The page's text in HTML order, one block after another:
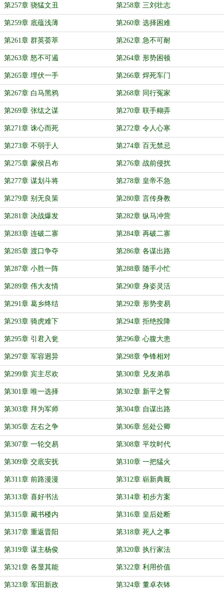
第257章 骁猛文丑 第258章 三刘壮志
第259章 底蕴浅薄 第260章 选择困难
第261章 群英荟萃 第262章 急不可耐
第263章 怒不可遏 第264章 形势困顿
第265章 埋伏一手 第266章 焊死车门
第267章 白马黑鸦 第268章 同行冤家
第269章 张纮之谋 第270章 联手糊弄
第271章 诛心而死 第272章 令人心寒
第273章 不弱于人 第274章 百无禁忌
第275章 蒙侯吕布 第276章 战前侵扰
第277章 谋划斗将 第278章 皇帝不急
第279章 别无良策 第280章 言传身教
第281章 决战爆发 第282章 纵马冲营
第283章 连破二寨 第284章 再破二寨
第285章 渡口争夺 第286章 各谋出路
第287章 小胜一阵 第288章 随手小忙
第289章 伟大友情 第290章 身姿灵活
第291章 葛乡终结 第292章 形势变易
第293章 骑虎难下 第294章 拒绝投降
第295章 引君入瓮 第296章 心腹大患
第297章 军容迥异 第298章 争锋相对
第299章 宾主尽欢 第300章 兄友弟恭
第301章 唯一选择 第302章 新平之誓
第303章 拜为军师 第304章 自谋出路
第305章 左右之争 第306章 惩处公卿
第307章 一轮交易 第308章 平坟时代
第309章 交底安抚 第310章 一把猛火
第311章 前路漫漫 第312章 崭新典厩
第313章 喜好书法 第314章 初步方案
第315章 藏书楼内 第316章 皇后处断
第317章 重返晋阳 第318章 死人之事
第319章 谋主杨俊 第320章 执行家法
第321章 各显其能 第322章 利用价值
第323章 军田新政 第324章 董卓衣钵